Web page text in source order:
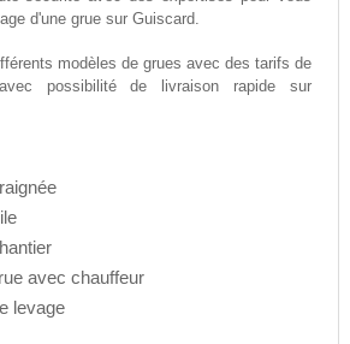
d'une grue sur Guiscard.
modèles de grues avec des tarifs de
possibilité de livraison rapide sur
avec chauffeur
levage